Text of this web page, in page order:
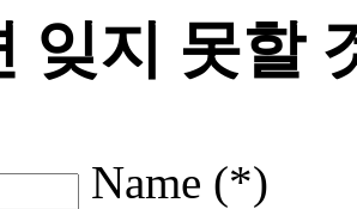
잊지 못할
Name (*)